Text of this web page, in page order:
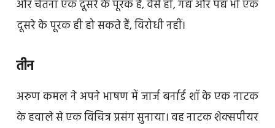
और चेतना एक दूसरे के पूरक हैं, वैसे ही, गद्य और पद्य भी एक
दूसरे के पूरक ही हो सकते हैं, विरोधी नहीं।
तीन
अरुण कमल ने अपने भाषण में जार्ज बर्नार्ड शॉ के एक नाटक
के हवाले से एक विचित्र प्रसंग सुनाया। वह नाटक शेक्सपीयर